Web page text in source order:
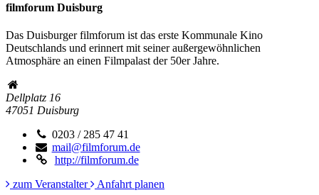
filmforum Duisburg
Das Duisburger filmforum ist das erste Kommunale Kino
Deutschlands und erinnert mit seiner außergewöhnlichen
Atmosphäre an einen Filmpalast der 50er Jahre.
Dellplatz 16
47051 Duisburg
0203 / 285 47 41
mail@filmforum.de
http://filmforum.de
zum Veranstalter
Anfahrt planen